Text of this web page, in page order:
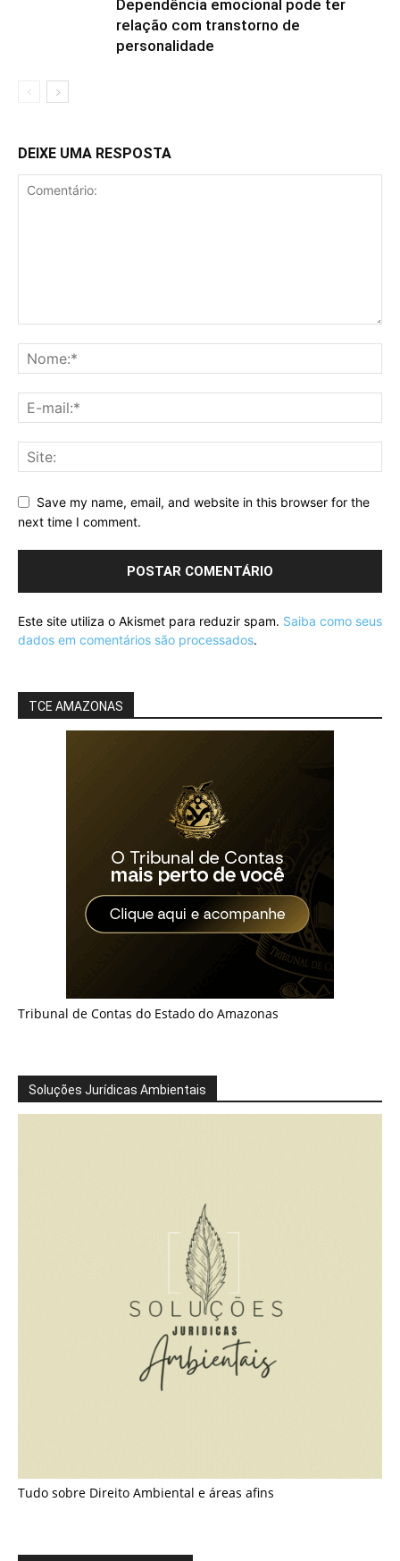
Dependência emocional pode ter
relação com transtorno de
personalidade
DEIXE UMA RESPOSTA
Save my name, email, and website in this browser for the
next time I comment.
Este site utiliza o Akismet para reduzir spam. Saiba como seus
dados em comentários são processados.
TCE AMAZONAS
Tribunal de Contas do Estado do Amazonas
Soluções Jurídicas Ambientais
Tudo sobre Direito Ambiental e áreas afins